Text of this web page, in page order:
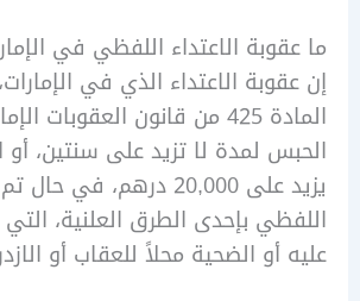
الاعتداء اللفظي في الإمارات؟
الاعتداء الذي في الإمارات، وفقاً
المادة 425 من قانون العقوبات
لمدة لا تزيد على سنتين، أو الغرامة
يزيد على 20,000 درهم، في حال تم الاعتداء
بإحدى الطرق العلنية، التي تجعل
الضحية محلاً للعقاب أو الازدراء.